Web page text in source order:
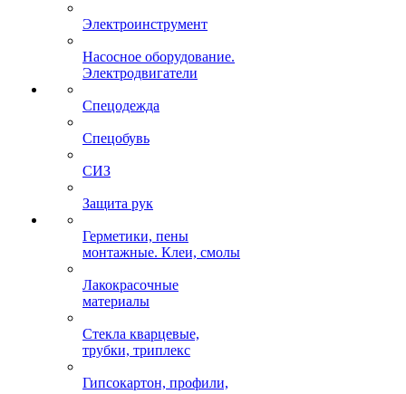
Электроинструмент
Насосное оборудование.
Электродвигатели
Спецодежда
Спецобувь
СИЗ
Защита рук
Герметики, пены
монтажные. Клеи, смолы
Лакокрасочные
материалы
Стекла кварцевые,
трубки, триплекс
Гипсокартон, профили,